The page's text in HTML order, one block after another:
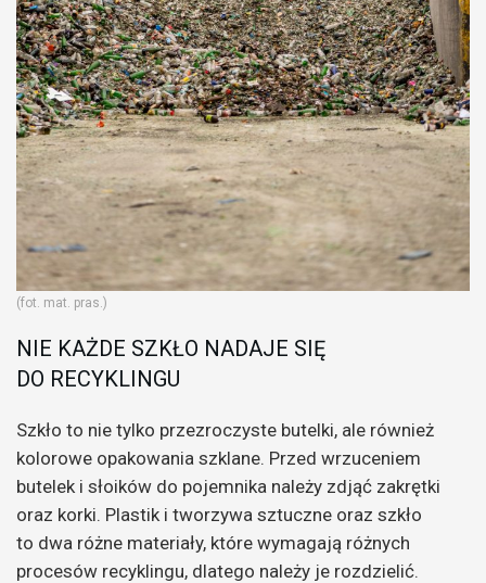
(fot. mat. pras.)
NIE KAŻDE SZKŁO NADAJE SIĘ
DO RECYKLINGU
Szkło to nie tylko przezroczyste butelki, ale również
kolorowe opakowania szklane. Przed wrzuceniem
butelek i słoików do pojemnika należy zdjąć zakrętki
oraz korki. Plastik i tworzywa sztuczne oraz szkło
to dwa różne materiały, które wymagają różnych
procesów recyklingu, dlatego należy je rozdzielić.